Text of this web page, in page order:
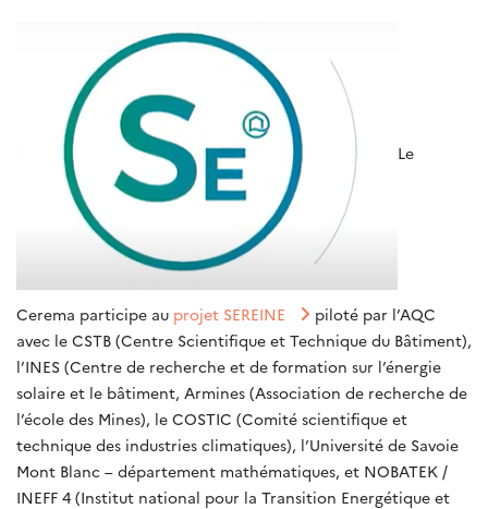
Le
Cerema participe au projet SEREINE
piloté par l’AQC
avec le CSTB (Centre Scientifique et Technique du Bâtiment),
l’INES (Centre de recherche et de formation sur l’énergie
solaire et le bâtiment, Armines (Association de recherche de
l’école des Mines), le COSTIC (Comité scientifique et
technique des industries climatiques), l’Université de Savoie
Mont Blanc – département mathématiques, et NOBATEK /
INEFF 4 (Institut national pour la Transition Energétique et